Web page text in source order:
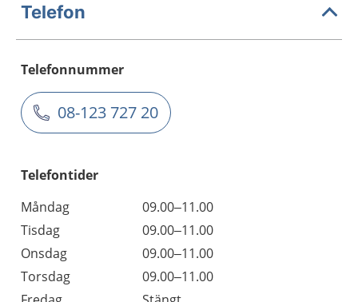
Telefon
Telefonnummer
08-123 727 20
Telefontider
Måndag
09.00–11.00
Tisdag
09.00–11.00
Onsdag
09.00–11.00
Torsdag
09.00–11.00